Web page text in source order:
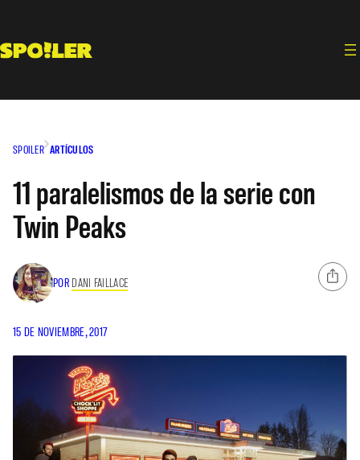
contenido
SPOILER ARTÍCULOS
11 paralelismos de la serie con
Twin Peaks
POR DANI FAILLACE
15 DE NOVIEMBRE, 2017